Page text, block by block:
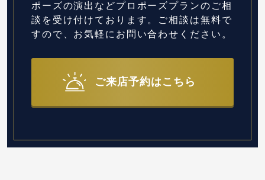
ポーズの演出などプロポーズプランのご相
談を受け付けております。 ご相談は無料で
すので、お気軽にお問い合わせください。
ご来店予約はこちら